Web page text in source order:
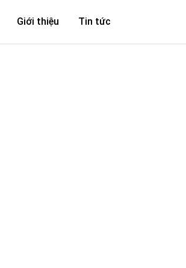
Giới thiệu Tin tức